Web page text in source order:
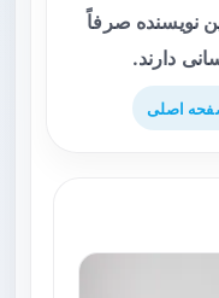
نویسنده صرفاً
دارند.
اصلی